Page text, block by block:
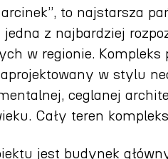
to najstarsza
z najbardziej
w regionie. Kompleks
w stylu
ceglanej
Cały teren
jest budynek